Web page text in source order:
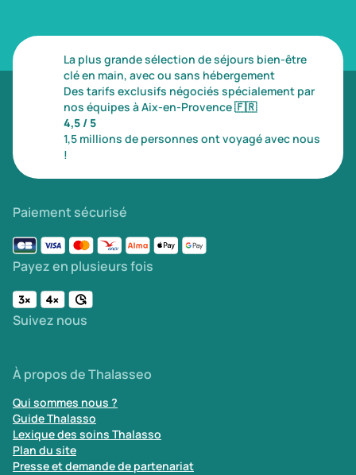
La plus grande sélection de séjours bien-être
clé en main, avec ou sans hébergement
Des tarifs exclusifs négociés spécialement par
nos équipes à Aix-en-Provence🇫🇷
4,5 / 5
1,5 millions de personnes ont voyagé avec nous
!
Paiement sécurisé
Payez en plusieurs fois
Suivez nous
À propos de Thalasseo
Qui sommes nous ?
Guide Thalasso
Lexique des soins Thalasso
Plan du site
Presse et demande de partenariat